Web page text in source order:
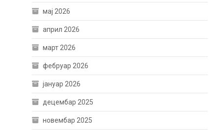
мај 2026
април 2026
март 2026
фебруар 2026
јануар 2026
децембар 2025
новембар 2025